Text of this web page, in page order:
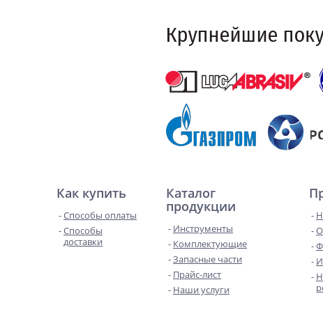
Как купить
Способы оплаты
Способы
доставки
Каталог
продукции
Инструменты
Комплектующие
Запасные части
Прайс-лист
Наши услуги